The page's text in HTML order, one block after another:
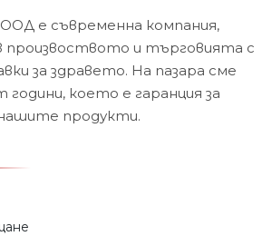
е съвременна компания,
произвоството и търговията с
за здравето. На пазара сме
което е гаранция за
продукти.